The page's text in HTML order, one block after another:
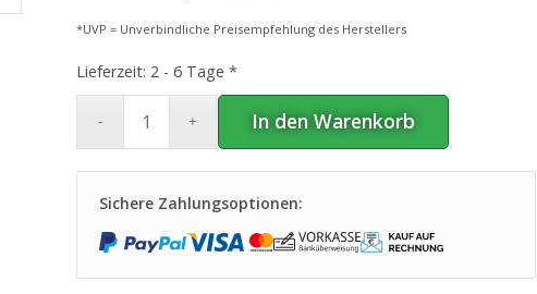
*UVP = Unverbindliche Preisempfehlung des Herstellers
Lieferzeit: 2 - 6 Tage *
In den Warenkorb
Sichere Zahlungsoptionen: